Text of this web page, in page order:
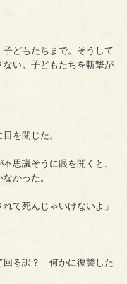
どもたちまで。そうして
い。子どもたちを斬撃が
を閉じた。
思議そうに眼を開くと、
かった。
て死んじゃいけないよ」
回る訳？ 何かに復讐した